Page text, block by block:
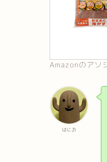
Amazonのアソ
はにお